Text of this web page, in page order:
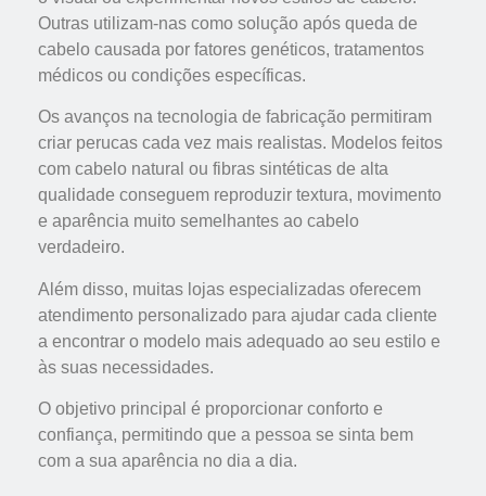
Outras utilizam-nas como solução após queda de
cabelo causada por fatores genéticos, tratamentos
médicos ou condições específicas.
Os avanços na tecnologia de fabricação permitiram
criar perucas cada vez mais realistas. Modelos feitos
com cabelo natural ou fibras sintéticas de alta
qualidade conseguem reproduzir textura, movimento
e aparência muito semelhantes ao cabelo
verdadeiro.
Além disso, muitas lojas especializadas oferecem
atendimento personalizado para ajudar cada cliente
a encontrar o modelo mais adequado ao seu estilo e
às suas necessidades.
O objetivo principal é proporcionar conforto e
confiança, permitindo que a pessoa se sinta bem
com a sua aparência no dia a dia.